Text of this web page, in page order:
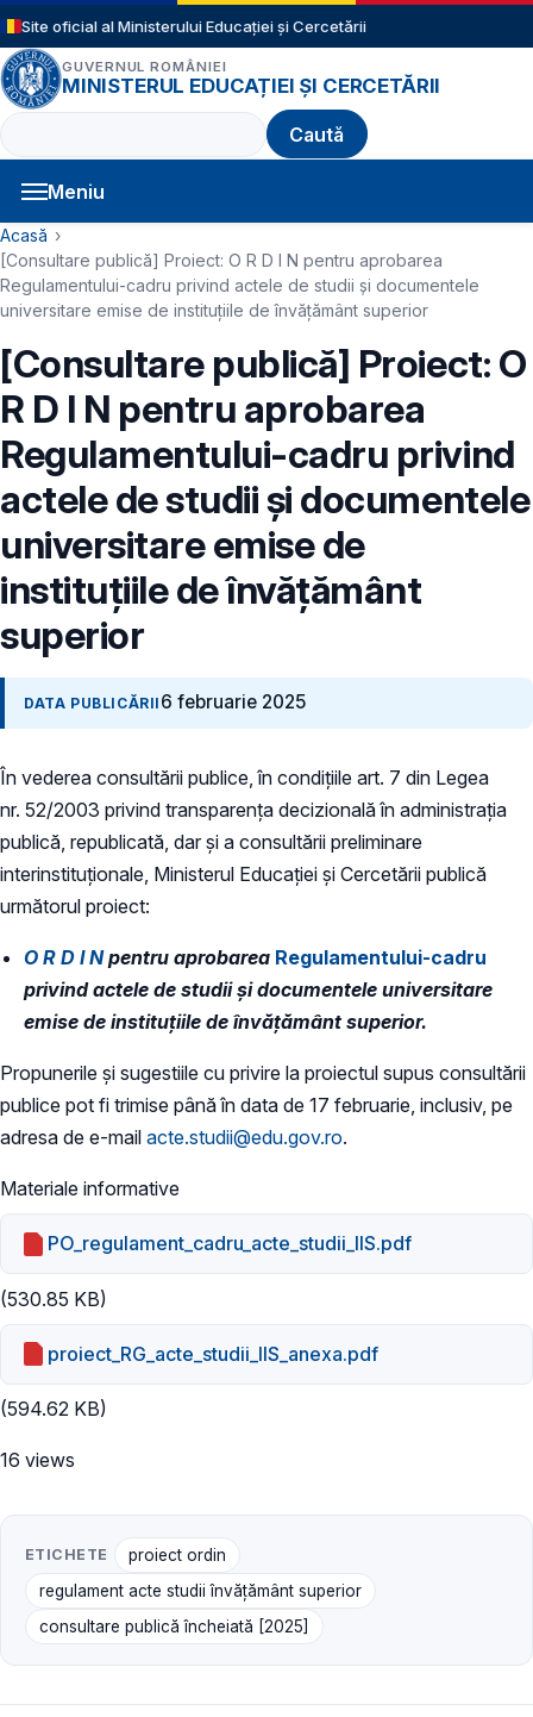
Sari la conținutul principal
Site oficial al Ministerului Educației și Cercetării
GUVERNUL ROMÂNIEI
MINISTERUL EDUCAȚIEI ȘI CERCETĂRII
Caută
Meniu
Navigație principală
Cale de navigare
Acasă
[Consultare publică] Proiect: O R D I N pentru aprobarea
Regulamentului-cadru privind actele de studii şi documentele
universitare emise de instituţiile de învăţământ superior
[Consultare publică] Proiect: O
R D I N pentru aprobarea
Regulamentului-cadru privind
actele de studii şi documentele
universitare emise de
instituţiile de învăţământ
superior
DATA PUBLICĂRII 6 februarie 2025
În vederea consultării publice, în condiţiile art. 7 din Legea
nr. 52/2003 privind transparenţa decizională în administraţia
publică, republicată, dar și a consultării preliminare
interinstituționale, Ministerul Educaţiei și Cercetării publică
următorul proiect:
O R D I Npentru aprobarea Regulamentului-cadru
privind actele de studii şi documentele universitare
emise de instituţiile de învăţământ superior.
​Propunerile și sugestiile cu privire la proiectul supus consultării
publice pot fi trimise până în data de 17 februarie, inclusiv, pe
adresa de e-mail acte.studii@edu.gov.ro.
Materiale informative
PO_regulament_cadru_acte_studii_IIS.pdf
(530.85 KB)
proiect_RG_acte_studii_IIS_anexa.pdf
(594.62 KB)
16 views
ETICHETE
proiect ordin
regulament acte studii învățământ superior
consultare publică încheiată [2025]